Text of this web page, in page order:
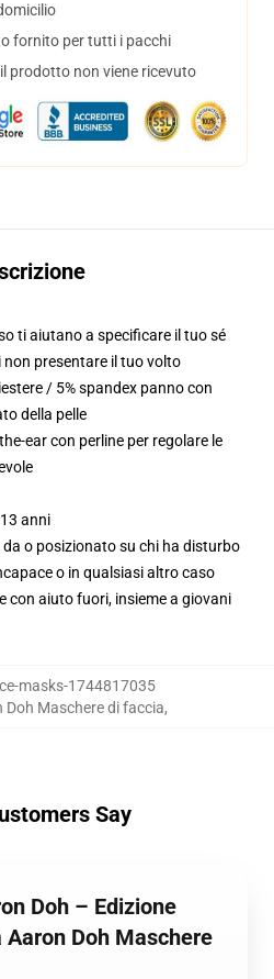
fornito per tutti i pacchi
prodotto non viene ricevuto
ti aiutano a specificare il tuo sé
presentare il tuo volto
/ 5% spandex panno con
della pelle
ear con perline per regolare le
anni
o posizionato su chi ha disturbo
o in qualsiasi altro caso
con aiuto fuori, insieme a giovani
masks-1744817035
Doh Maschere di faccia,
Say
Doh – Edizione
Doh Maschere